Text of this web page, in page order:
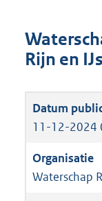
Rijn en
11-12-2024
Waterschap